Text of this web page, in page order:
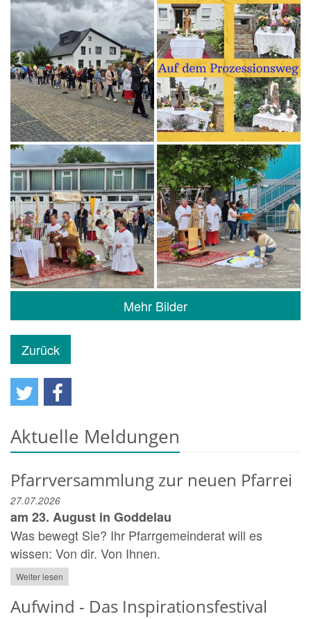
Mehr Bilder
Zurück
Aktuelle Meldungen
Pfarrversammlung zur neuen Pfarrei
27.07.2026
am 23. August in Goddelau
Was bewegt Sie? Ihr Pfarrgemeinderat will es
wissen: Von dir. Von Ihnen.
Weiter lesen
Aufwind - Das Inspirationsfestival